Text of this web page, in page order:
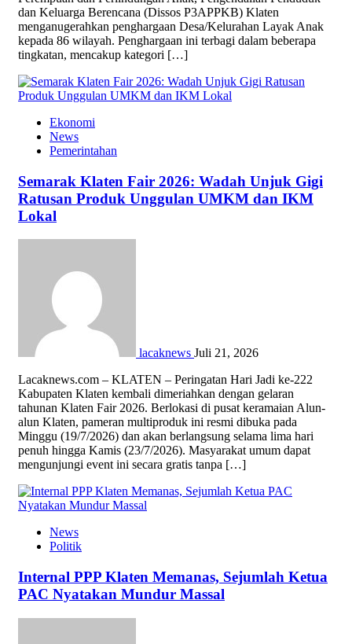
dan Keluarga Berencana (Dissos P3APPKB) Klaten
menganugerahkan penghargaan Desa/Kelurahan Layak Anak
kepada 86 wilayah. Penghargaan ini terbagi dalam beberapa
tingkatan, mencakup kategori […]
Ekonomi
News
Pemerintahan
Semarak Klaten Fair 2026: Wadah Unjuk Gigi
Ratusan Produk Unggulan UMKM dan IKM
Lokal
lacaknews Juli 21, 2026
Lacaknews.com – KLATEN – Peringatan Hari Jadi ke-222
Kabupaten Klaten kembali dimeriahkan dengan gelaran
tahunan Klaten Fair 2026. Berlokasi di pusat keramaian Alun-
alun Klaten, pameran multiproduk ini resmi dibuka pada
Minggu (19/7/2026) dan akan berlangsung selama lima hari
penuh hingga Kamis (23/7/2026). Masyarakat umum dapat
mengunjungi event ini secara gratis tanpa […]
News
Politik
Internal PPP Klaten Memanas, Sejumlah Ketua
PAC Nyatakan Mundur Massal